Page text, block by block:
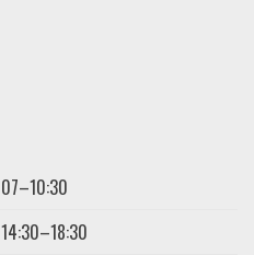
07–10:30
14:30–18:30